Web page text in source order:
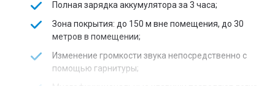
Полная зарядка аккумулятора за 3 часа;
Зона покрытия: до 150 м вне помещения, до 30
метров в помещении;
Изменение громкости звука непосредственно с
помощью гарнитуры;